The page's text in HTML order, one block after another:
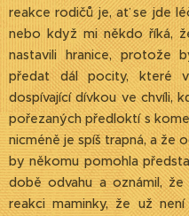
reakce rodičů je, ať se jde
nebo když mi někdo říká,
nastavili hranice, protože
předat dál pocity, které
dospívající dívkou ve chvíli,
pořezaných předloktí s
nicméně je spíš trapná, a že
by někomu pomohla
době odvahu a oznámil,
reakci maminky, že už